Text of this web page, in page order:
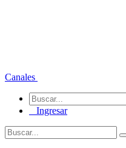
Canales
Ingresar